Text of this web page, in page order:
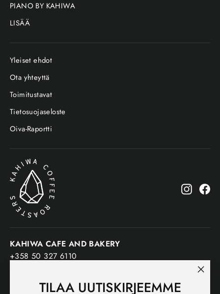
TILAA UUTISKIRJEEMME
PIANO BY KAHIWA
LISÄÄ
Yleiset ehdot
Ota yhteyttä
Toimitustavat
Tietosuojaseloste
Oiva-Raportti
KAHIWA CAFE AND BAKERY
+358 50 327 6110